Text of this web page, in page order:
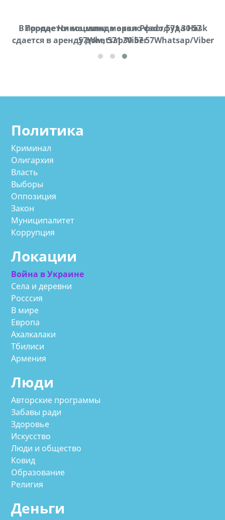
В городе Ниноцминда около фастфуда Hask
cдается в аренду дом, 571 30 57 57Whatsap/Viber
Продается машина марки Prado,571 30 57
57Whatsap/Viber
Политика
Криминал
Олигархия
Власть
Выборы
Оппозиция
Закон
Муниципалитет
Коррупция
Локации
Война в Украине
Села и деревни
Росссия
В мире
Европа
Ахалкалаки
Тбилиси
Армения
Люди
Авторские программы
Забавы ради
Здоровье
Искусство
Люди и общество
Ковид
Образование
Религия
Деньги